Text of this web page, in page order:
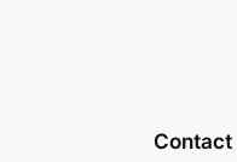
Contact